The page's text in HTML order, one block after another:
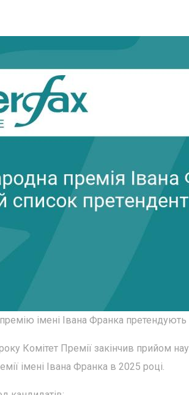
імені Івана Франка
Комітет Премії закінчив прийом
імені Івана Франка в 2025 році.